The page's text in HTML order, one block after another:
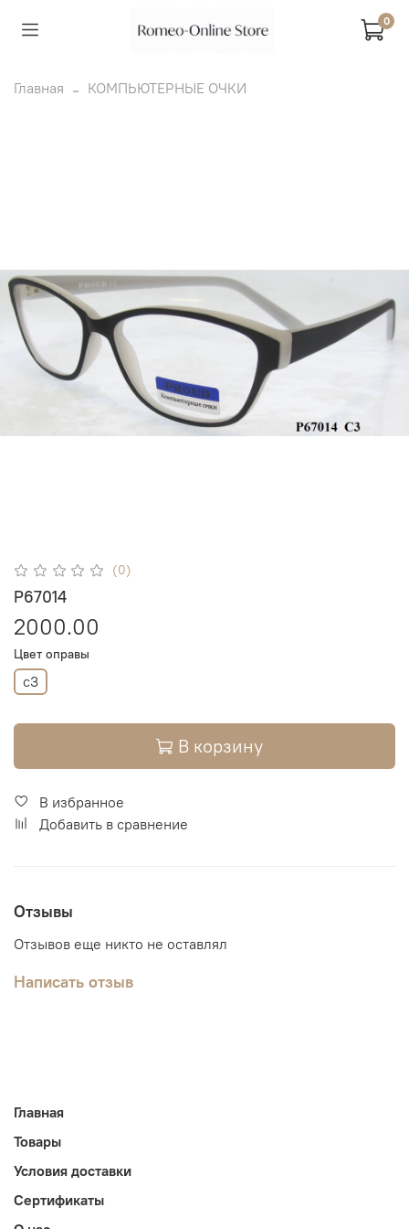
0
Главная КОМПЬЮТЕРНЫЕ ОЧКИ
(0)
P67014
2000.00
Цвет оправы
c3
В корзину
В избранное
Добавить в сравнение
Отзывы
Отзывов еще никто не оставлял
Написать отзыв
Главная
Товары
Условия доставки
Сертификаты